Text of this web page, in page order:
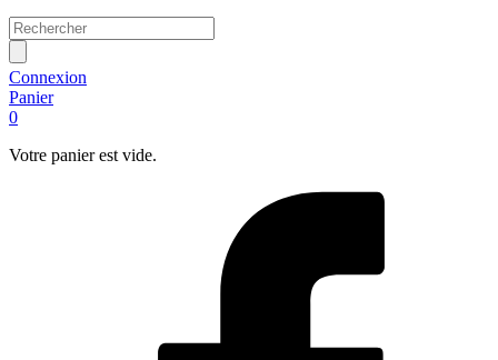
Connexion
Panier
0
Votre panier est vide.